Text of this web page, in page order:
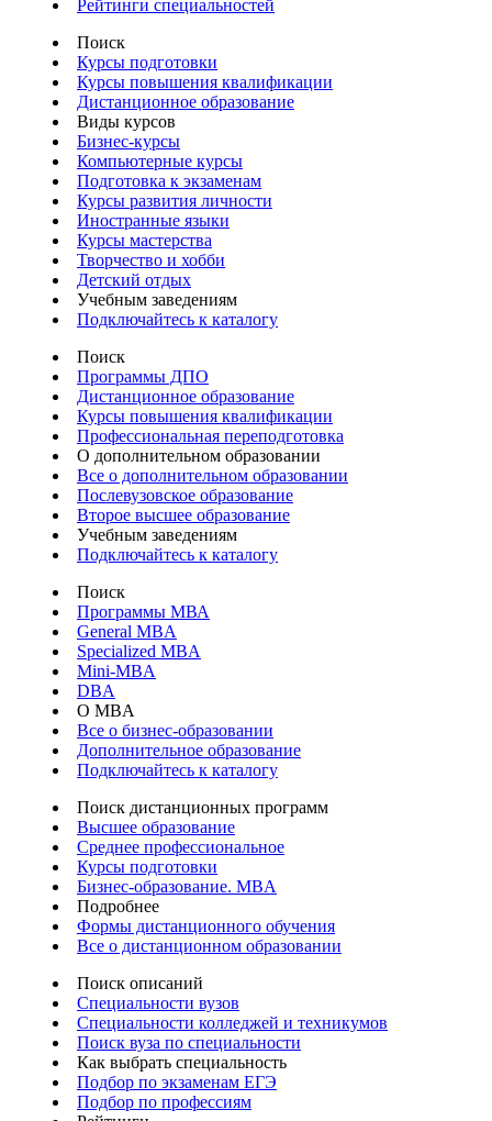
Рейтинги специальностей
Поиск
Курсы подготовки
Курсы повышения квалификации
Дистанционное образование
Виды курсов
Бизнес-курсы
Компьютерные курсы
Подготовка к экзаменам
Курсы развития личности
Иностранные языки
Курсы мастерства
Творчество и хобби
Детский отдых
Учебным заведениям
Подключайтесь к каталогу
Поиск
Программы ДПО
Дистанционное образование
Курсы повышения квалификации
Профессиональная переподготовка
О дополнительном образовании
Все о дополнительном образовании
Послевузовское образование
Второе высшее образование
Учебным заведениям
Подключайтесь к каталогу
Поиск
Программы МВА
General MBA
Specialized MBA
Mini-MBA
DBA
О MBA
Все о бизнес-образовании
Дополнительное образование
Подключайтесь к каталогу
Поиск дистанционных программ
Высшее образование
Среднее профессиональное
Курсы подготовки
Бизнес-образование. MBA
Подробнее
Формы дистанционного обучения
Все о дистанционном образовании
Поиск описаний
Специальности вузов
Специальности колледжей и техникумов
Поиск вуза по специальности
Как выбрать специальность
Подбор по экзаменам ЕГЭ
Подбор по профессиям